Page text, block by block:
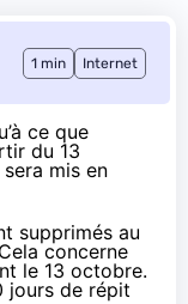
1 min Internet
ce que
du 13
mis en
supprimés au
concerne
le 13 octobre.
jours de répit